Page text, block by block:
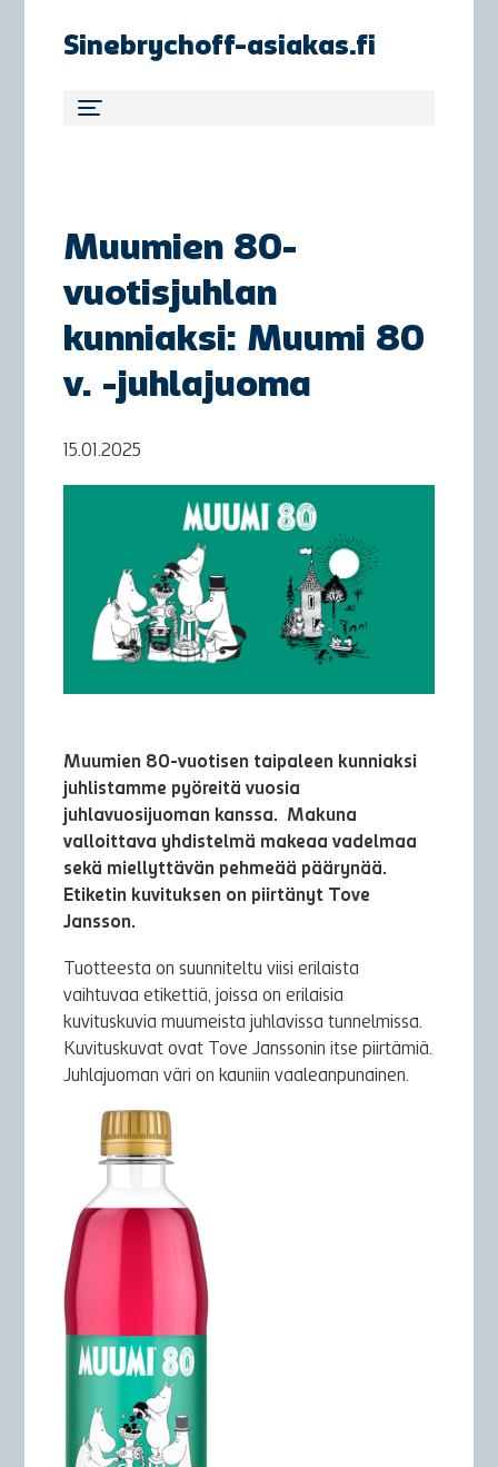
Sinebrychoff-asiakas.fi
Muumien 80-
vuotisjuhlan
kunniaksi: Muumi 80
v. -juhlajuoma
15.01.2025
Muumien 80-vuotisen taipaleen kunniaksi
juhlistamme pyöreitä vuosia
juhlavuosijuoman kanssa. Makuna
valloittava yhdistelmä makeaa vadelmaa
sekä miellyttävän pehmeää päärynää.
Etiketin kuvituksen on piirtänyt Tove
Jansson.
Tuotteesta on suunniteltu viisi erilaista
vaihtuvaa etikettiä, joissa on erilaisia
kuvituskuvia muumeista juhlavissa tunnelmissa.
Kuvituskuvat ovat Tove Janssonin itse piirtämiä.
Juhlajuoman väri on kauniin vaaleanpunainen.